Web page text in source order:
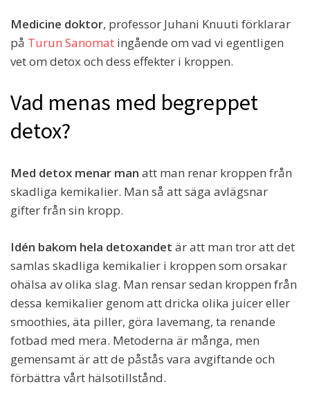
Medicine doktor, professor Juhani Knuuti förklarar
på Turun Sanomat ingående om vad vi egentligen
vet om detox och dess effekter i kroppen.
Vad menas med begreppet
detox?
Med detox menar man att man renar kroppen från
skadliga kemikalier. Man så att säga avlägsnar
gifter från sin kropp.
Idén bakom hela detoxandet är att man tror att det
samlas skadliga kemikalier i kroppen som orsakar
ohälsa av olika slag. Man rensar sedan kroppen från
dessa kemikalier genom att dricka olika juicer eller
smoothies, äta piller, göra lavemang, ta renande
fotbad med mera. Metoderna är många, men
gemensamt är att de påstås vara avgiftande och
förbättra vårt hälsotillstånd.